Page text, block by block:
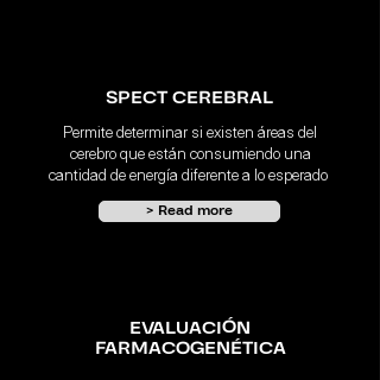
SPECT CEREBRAL
Permite determinar si existen áreas del
cerebro que están consumiendo una
cantidad de energía diferente a lo esperado
> Read more
EVALUACIÓN
FARMACOGENÉTICA